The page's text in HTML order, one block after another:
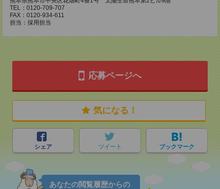
TEL：0120-709-707
FAX：0120-934-611
担当：採用担当
応募ページへ
気になる！
シェア ツイート ブックマーク
あなたの閲覧履歴からの